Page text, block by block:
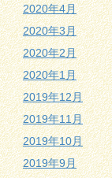
2020年4月
2020年3月
2020年2月
2020年1月
2019年12月
2019年11月
2019年10月
2019年9月